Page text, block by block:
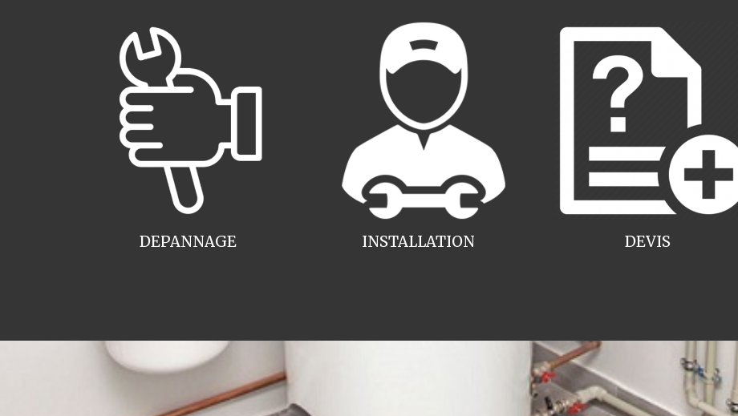
INSTALLATION
DEPANNAGE DEVIS